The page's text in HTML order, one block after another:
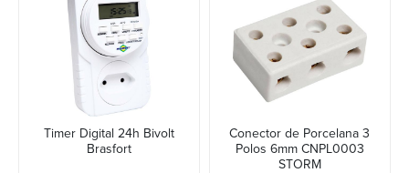
Timer Digital 24h Bivolt
Brasfort
Conector de Porcelana 3
Polos 6mm CNPL0003
STORM